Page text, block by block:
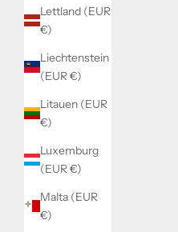
Lettland (EUR
€)
Liechtenstein
(EUR €)
Litauen (EUR
€)
Luxemburg
(EUR €)
Malta (EUR
€)